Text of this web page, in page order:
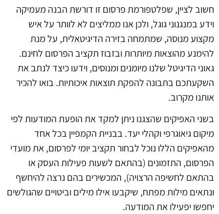
חשוב לציין, שפלטפורמת פרסום זו דורשת הבנה מעמיקה
וידע במנגנוני גוגל, ולכן אנו ממליצים לא לוותר על איש
מקצוע מנוסה, שמתמחה בזירה הדיגיטאלית, על מנת
להימנע מהוצאות מיותרות ובזבוז תקציב הפרסום לחינם.
גאוני הדיגיטל שלנו מיומנים ומנוסים, וידעו כיצד לנתב את
השקעתכם בתבונה להפקת תוצאות איכותיות. בואו להכיר
אותנו מקרוב.
בשני האפיקים שהצגנו ניתן למקד את הופעת המודעות לפי
מיקום גיאוגרפי וקהלי יעד. בבניית הקמפיין בכל אחד
מהאפיקים הללו נוכל לבחור תקציב יומי לפרסום, את מועדי
הפרסום, התזמונים (בהתאם לשעות פעילות העסק או
בהתאם לחשיפה הרצויה), המכשירים בהם נרצה להיחשף
ונתאים מילות מפתח, שיקבעו אילו מילים וביטויים שהגולשים
יחפשו יפעילו את המודעה.